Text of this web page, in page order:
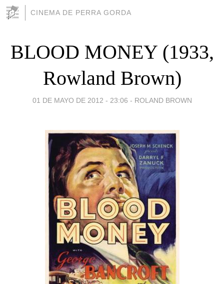
CINEMA DE PERRA GORDA
BLOOD MONEY (1933,
Rowland Brown)
01 DE MAYO DE 2012 - 23:06 - ROLAND BROWN